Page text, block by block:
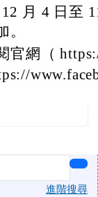
月 4 日至
。
官網（
進階搜尋